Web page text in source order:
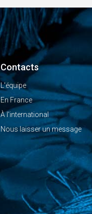
Contacts
L'équipe
En France
À l'international
Nous laisser un message